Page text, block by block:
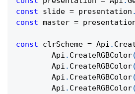
const slide = presentation .
const master =
const clrScheme = Api .
Api . CreateRGBColor(
Api . CreateRGBColor(
Api . CreateRGBColor(
Api . CreateRGBColor(